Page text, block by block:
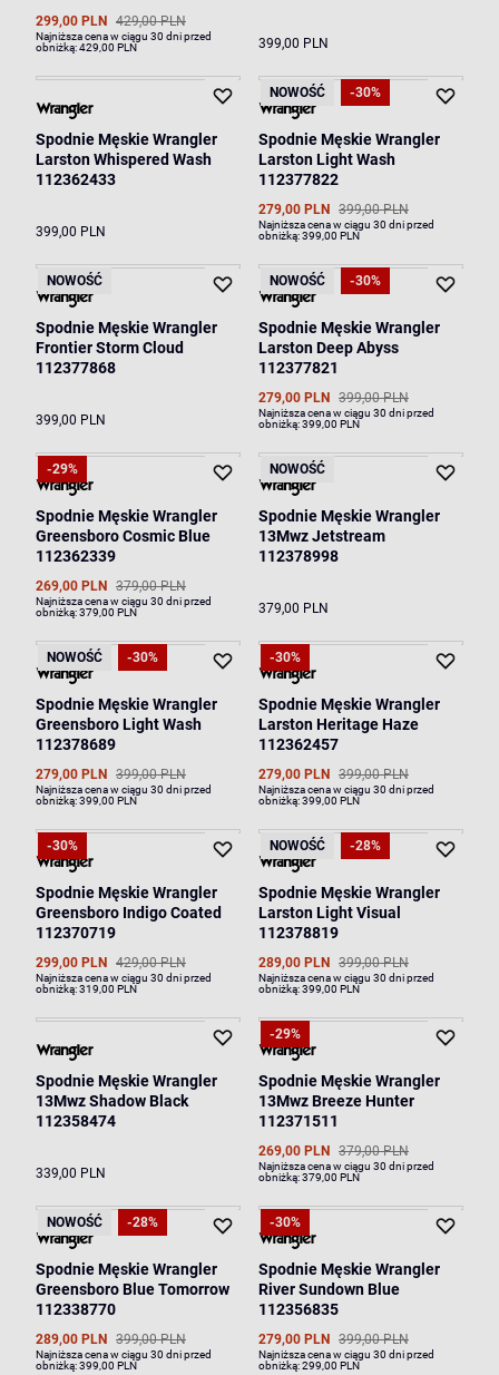
299,00 PLN 429,00 PLN
Najniższa cena w ciągu 30 dni przed
obniżką:429,00 PLN 399,00 PLN
Spodnie Męskie Wrangler
Larston Whispered Wash
112362433
399,00 PLN
NOWOŚĆ -30%
Spodnie Męskie Wrangler
Larston Light Wash
112377822
279,00 PLN 399,00 PLN
Najniższa cena w ciągu 30 dni przed
obniżką:399,00 PLN
NOWOŚĆ
Spodnie Męskie Wrangler
Frontier Storm Cloud
112377868
399,00 PLN
NOWOŚĆ -30%
Spodnie Męskie Wrangler
Larston Deep Abyss
112377821
279,00 PLN 399,00 PLN
Najniższa cena w ciągu 30 dni przed
obniżką:399,00 PLN
-29%
Spodnie Męskie Wrangler
Greensboro Cosmic Blue
112362339
269,00 PLN 379,00 PLN
Najniższa cena w ciągu 30 dni przed
obniżką:379,00 PLN
NOWOŚĆ
Spodnie Męskie Wrangler
13Mwz Jetstream
112378998
379,00 PLN
NOWOŚĆ -30%
Spodnie Męskie Wrangler
Greensboro Light Wash
112378689
279,00 PLN 399,00 PLN
Najniższa cena w ciągu 30 dni przed
obniżką:399,00 PLN
-30%
Spodnie Męskie Wrangler
Larston Heritage Haze
112362457
279,00 PLN 399,00 PLN
Najniższa cena w ciągu 30 dni przed
obniżką:399,00 PLN
-30%
Spodnie Męskie Wrangler
Greensboro Indigo Coated
112370719
299,00 PLN 429,00 PLN
Najniższa cena w ciągu 30 dni przed
obniżką:319,00 PLN
NOWOŚĆ -28%
Spodnie Męskie Wrangler
Larston Light Visual
112378819
289,00 PLN 399,00 PLN
Najniższa cena w ciągu 30 dni przed
obniżką:399,00 PLN
Spodnie Męskie Wrangler
13Mwz Shadow Black
112358474
339,00 PLN
-29%
Spodnie Męskie Wrangler
13Mwz Breeze Hunter
112371511
269,00 PLN 379,00 PLN
Najniższa cena w ciągu 30 dni przed
obniżką:379,00 PLN
NOWOŚĆ -28%
Spodnie Męskie Wrangler
Greensboro Blue Tomorrow
112338770
289,00 PLN 399,00 PLN
Najniższa cena w ciągu 30 dni przed
obniżką:399,00 PLN
-30%
Spodnie Męskie Wrangler
River Sundown Blue
112356835
279,00 PLN 399,00 PLN
Najniższa cena w ciągu 30 dni przed
obniżką:299,00 PLN